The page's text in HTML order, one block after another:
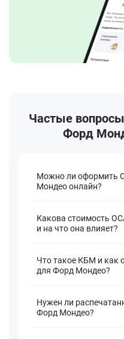
Частые
Форд
Можно ли оформить
Мондео онлайн?
Какова стоимость
и на что она влияет?
Что такое КБМ и как
для Форд Мондео?
Нужен ли
Форд Мондео?